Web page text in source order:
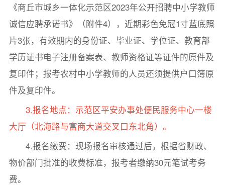
《商丘市城乡一体化示范区2023年公开招聘中小学教师
诚信应聘承诺书》（附件4），近期彩色免冠1寸蓝底照
片3张，有效期内的身份证、毕业证、学位证、教育部
学历证书电子注册备案表、教师资格证等证件的原件及
复印件；报考农村中小学教师的人员还须提供户口簿原
件及复印件。
3.报名地点：示范区平安办事处便民服务中心一楼
大厅（北海路与富商大道交叉口东北角）。
4.报名缴费：现场报名审核通过后，根据省财政、
物价部门批准的收费标准，报考者缴纳30元笔试考务
费。